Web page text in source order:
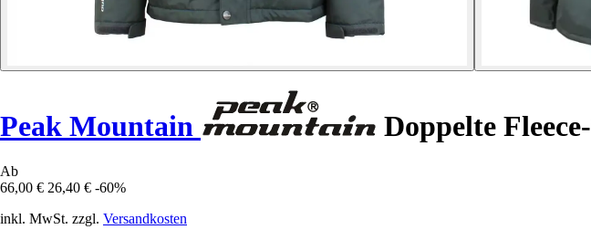
Peak Mountain Doppelte
Ab
66,00 € 26,40 € -60%
inkl. MwSt. zzgl. Versandkosten